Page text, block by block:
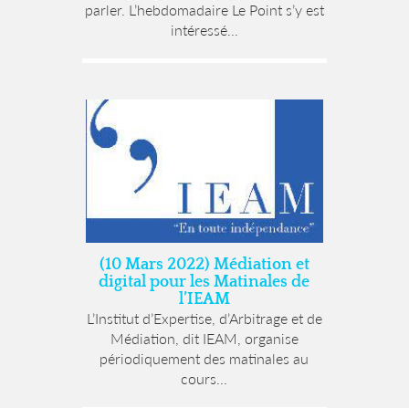
parler. L’hebdomadaire Le Point s’y est
intéressé...
(10 Mars 2022) Médiation et
digital pour les Matinales de
l’IEAM
L’Institut d’Expertise, d’Arbitrage et de
Médiation, dit IEAM, organise
périodiquement des matinales au
cours...